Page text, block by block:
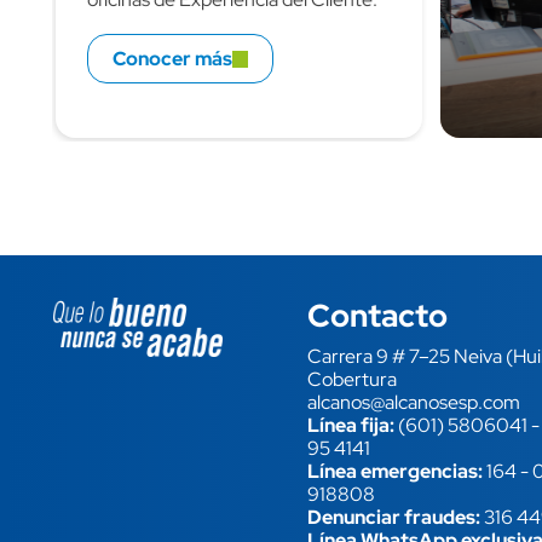
Conocer más
Image block Contacto
Carrera 9 # 7–25 Neiva
Cobertura
alcanos@alcanosesp.com
Línea fija:(601) 5806041-
95 4141
Línea emergencias:164-
918808
Denunciar fraudes:316